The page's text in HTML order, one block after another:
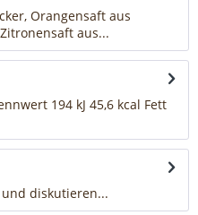
Orangensaft aus
aus...
194 kJ 45,6 kcal Fett
diskutieren...